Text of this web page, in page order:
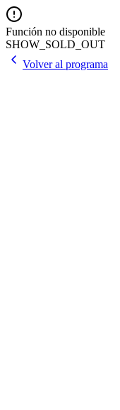
Función no disponible
SHOW_SOLD_OUT
Volver al programa